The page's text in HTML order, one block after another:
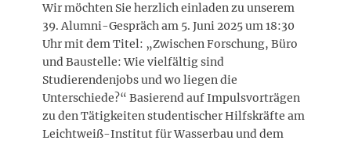
Wir möchten Sie herzlich einladen zu unserem
39. Alumni-Gespräch am 5. Juni 2025 um 18:30
Uhr mit dem Titel: „Zwischen Forschung, Büro
und Baustelle: Wie vielfältig sind
Studierendenjobs und wo liegen die
Unterschiede?“ Basierend auf Impulsvorträgen
zu den Tätigkeiten studentischer Hilfskräfte am
Leichtweiß-Institut für Wasserbau und dem